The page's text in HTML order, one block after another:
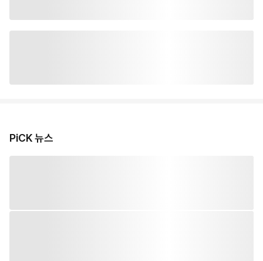
PiCK 뉴스